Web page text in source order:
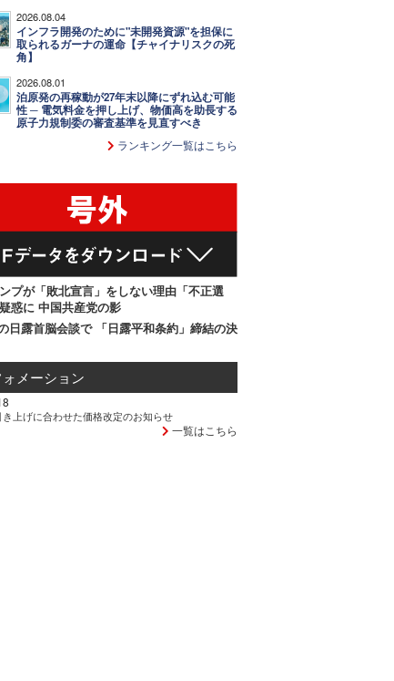
2026.08.04
インフラ開発のために"未開発資源"を担保に
取られるガーナの運命【チャイナリスクの死
角】
2026.08.01
泊原発の再稼動が27年末以降にずれ込む可能
性 ─ 電気料金を押し上げ、物価高を助長する
原子力規制委の審査基準を見直すべき
ランキング一覧はこちら
プが「敗北宣言」をしない理由「不正選
惑に 中国共産党の影
日露首脳会談で 「日露平和条約」締結の決
メーション
上げに合わせた価格改定のお知らせ
一覧はこちら